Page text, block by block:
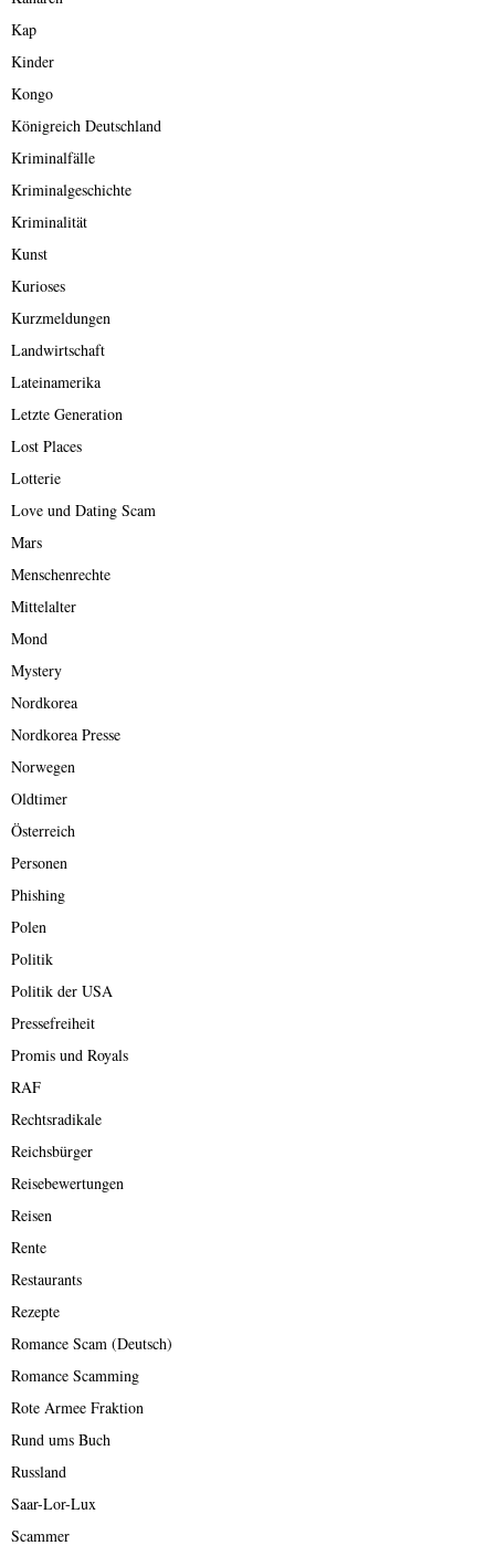
Kap
Kinder
Kongo
Königreich Deutschland
Kriminalfälle
Kriminalgeschichte
Kriminalität
Kunst
Kurioses
Kurzmeldungen
Landwirtschaft
Lateinamerika
Letzte Generation
Lost Places
Lotterie
Love und Dating Scam
Mars
Menschenrechte
Mittelalter
Mond
Mystery
Nordkorea
Nordkorea Presse
Norwegen
Oldtimer
Österreich
Personen
Phishing
Polen
Politik
Politik der USA
Pressefreiheit
Promis und Royals
RAF
Rechtsradikale
Reichsbürger
Reisebewertungen
Reisen
Rente
Restaurants
Rezepte
Romance Scam (Deutsch)
Romance Scamming
Rote Armee Fraktion
Rund ums Buch
Russland
Saar-Lor-Lux
Scammer